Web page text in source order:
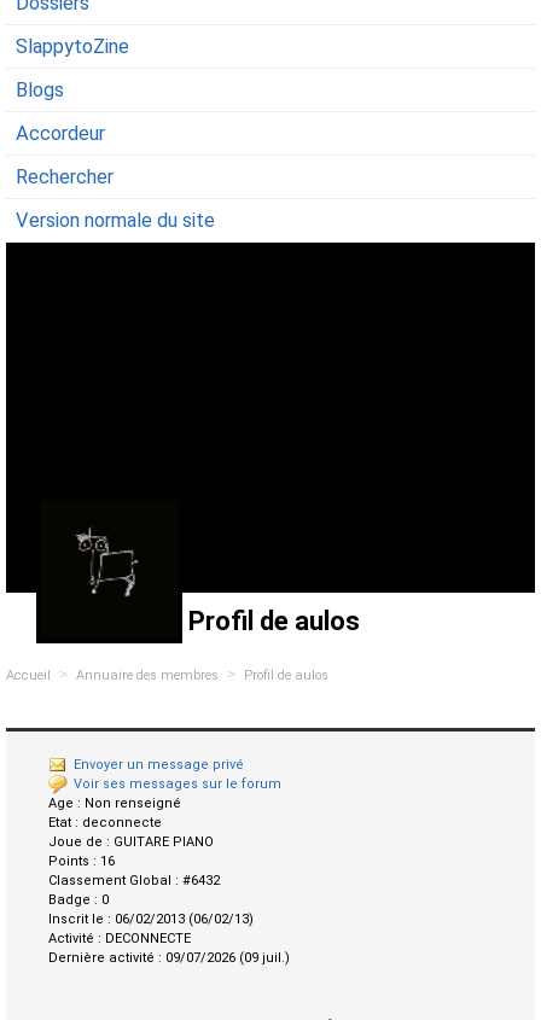
SlappytoZine
Blogs
Accordeur
Rechercher
Version normale du site
Profil de aulos
Accueil > Annuaire des membres > Profil de aulos
Envoyer un message privé
Voir ses messages sur le forum
Age : Non renseigné
Etat : deconnecte
Joue de : GUITARE PIANO
Points : 16
Classement Global : #6432
Badge : 0
Inscrit le : 06/02/2013 (06/02/13)
Activité : DECONNECTE
Dernière activité : 09/07/2026 (09 juil.)